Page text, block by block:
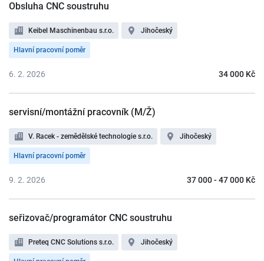
Obsluha CNC soustruhu
Keibel Maschinenbau s.r.o. Jihočeský
Hlavní pracovní poměr
34 000 Kč
6. 2. 2026
servisní/montážní pracovník (M/Ž)
V. Racek - zemědělské technologie s.r.o. Jihočeský
Hlavní pracovní poměr
37 000 - 47 000 Kč
9. 2. 2026
seřizovač/programátor CNC soustruhu
Preteq CNC Solutions s.r.o. Jihočeský